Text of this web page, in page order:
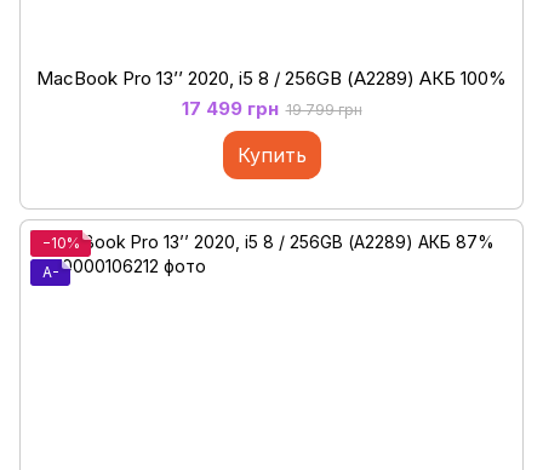
MacBook Pro 13’’ 2020, i5 8 / 256GB (А2289) АКБ 100%
17 499 грн 19 799 грн
Купить
−10%
A-